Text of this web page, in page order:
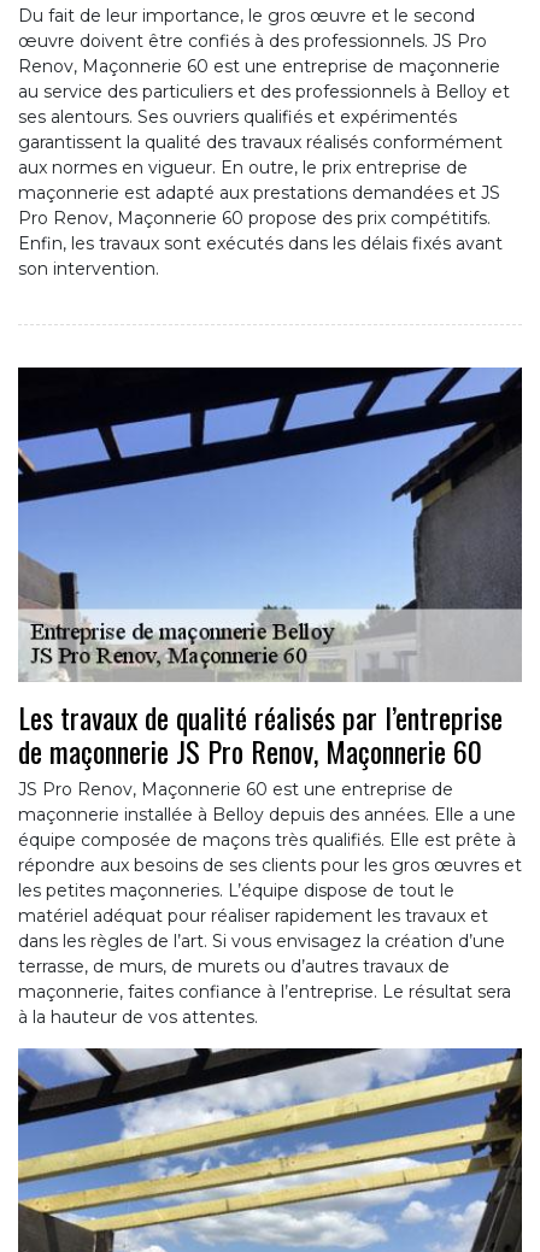
Du fait de leur importance, le gros œuvre et le second
œuvre doivent être confiés à des professionnels. JS Pro
Renov, Maçonnerie 60 est une entreprise de maçonnerie
au service des particuliers et des professionnels à Belloy et
ses alentours. Ses ouvriers qualifiés et expérimentés
garantissent la qualité des travaux réalisés conformément
aux normes en vigueur. En outre, le prix entreprise de
maçonnerie est adapté aux prestations demandées et JS
Pro Renov, Maçonnerie 60 propose des prix compétitifs.
Enfin, les travaux sont exécutés dans les délais fixés avant
son intervention.
Les travaux de qualité réalisés par l’entreprise
de maçonnerie JS Pro Renov, Maçonnerie 60
JS Pro Renov, Maçonnerie 60 est une entreprise de
maçonnerie installée à Belloy depuis des années. Elle a une
équipe composée de maçons très qualifiés. Elle est prête à
répondre aux besoins de ses clients pour les gros œuvres et
les petites maçonneries. L’équipe dispose de tout le
matériel adéquat pour réaliser rapidement les travaux et
dans les règles de l’art. Si vous envisagez la création d’une
terrasse, de murs, de murets ou d’autres travaux de
maçonnerie, faites confiance à l’entreprise. Le résultat sera
à la hauteur de vos attentes.